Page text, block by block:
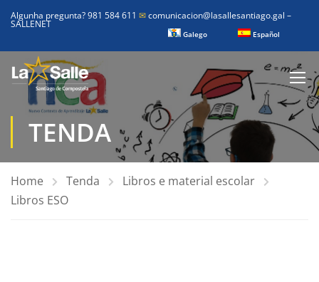
Algunha pregunta? 981 584 611 ✉comunicacion@lasallesantiago.gal –
SALLENET
Galego Español
TENDA
Home Tenda
Libros e material escolar
Libros ESO